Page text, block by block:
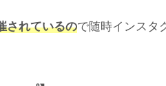
されているので随時インスタ